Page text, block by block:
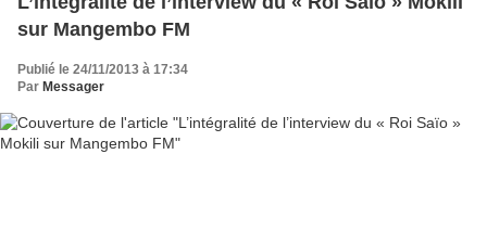
sur Mangembo FM
Publié le 24/11/2013 à 17:34
Par Messager